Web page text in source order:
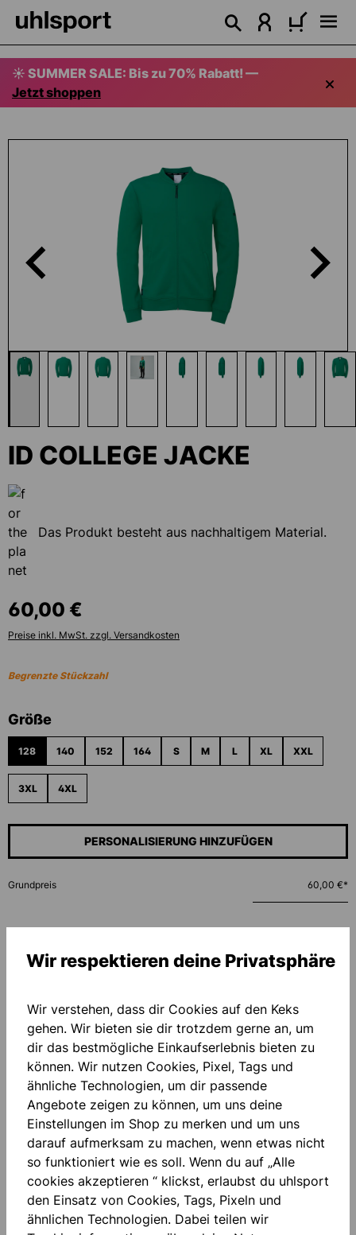
springen
☀️ SUMMER SALE: Bis zu 70% Rabatt! —
Jetzt shoppen
ID COLLEGE JACKE
Das Produkt besteht aus nachhaltigem Material.
60,00 €
Preise inkl. MwSt. zzgl. Versandkosten
Begrenzte Stückzahl
Größeauswählen
128 140 152 164 S M L XL XXL
3XL 4XL
PERSONALISIERUNG HINZUFÜGEN
Grundpreis 60,00 €*
Zum Merkzettel hinzufügen
Beschreibung
Rippabschluss am Ärmel "FOR THE PLANET"
Seitliche Reißverschlusstaschen Gedruckter
Wir respektieren deine Privatsphäre
Wir verstehen, dass dir Cookies auf den Keks
gehen. Wir bieten sie dir trotzdem gerne an, um
dir das bestmögliche Einkaufserlebnis bieten zu
können. Wir nutzen Cookies, Pixel, Tags und
ähnliche Technologien, um dir passende
Angebote zeigen zu können, um uns deine
Einstellungen im Shop zu merken und um uns
darauf aufmerksam zu machen, wenn etwas nicht
so funktioniert wie es soll. Wenn du auf „Alle
cookies akzeptieren “ klickst, erlaubst du uhlsport
den Einsatz von Cookies, Tags, Pixeln und
ähnlichen Technologien. Dabei teilen wir